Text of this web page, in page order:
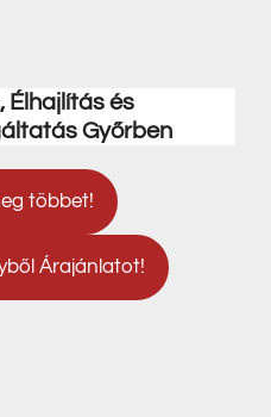
Élhajlítás és
Győrben
többet!
Árajánlatot!